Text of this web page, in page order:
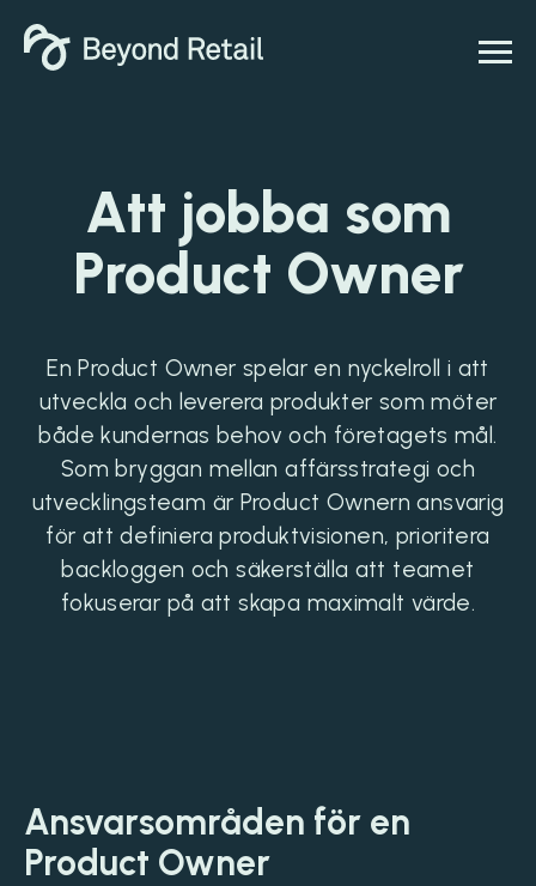
Att jobba som
Product Owner
En Product Owner spelar en nyckelroll i att
utveckla och leverera produkter som möter
både kundernas behov och företagets mål.
Som bryggan mellan affärsstrategi och
utvecklingsteam är Product Ownern ansvarig
för att definiera produktvisionen, prioritera
backloggen och säkerställa att teamet
fokuserar på att skapa maximalt värde.
Ansvarsområden för en
Product Owner